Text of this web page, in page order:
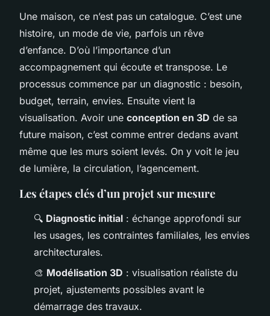
Une maison, ce n’est pas un catalogue. C’est une
histoire, un mode de vie, parfois un rêve
d’enfance. D’où l’importance d’un
accompagnement qui écoute et transpose. Le
processus commence par un diagnostic : besoin,
budget, terrain, envies. Ensuite vient la
visualisation. Avoir une conception en 3D de sa
future maison, c’est comme entrer dedans avant
même que les murs soient levés. On y voit le jeu
de lumière, la circulation, l’agencement.
Les étapes clés d’un projet sur mesure
🔍 Diagnostic initial : échange approfondi sur
les usages, les contraintes familiales, les envies
architecturales.
🎨 Modélisation 3D : visualisation réaliste du
projet, ajustements possibles avant le
démarrage des travaux.